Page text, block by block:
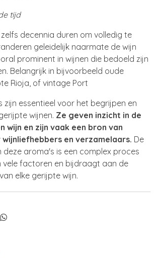
tijd
decennia duren om volledig te
geleidelijk naarmate de wijn
prominent in wijnen die bedoeld zijn
Belangrijk in bijvoorbeeld oude
Rioja, of vintage Port
zijn essentieel voor het begrijpen en
wijnen. Ze geven inzicht in de
wijn en zijn vaak een bron van
en verzamelaars. De
deze aroma's is een complex proces
factoren en bijdraagt aan de
elke gerijpte wijn.
S